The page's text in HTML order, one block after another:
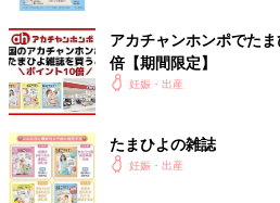
アカチャンホンポでた
倍【期間限定】
妊娠・出産
たまひよの雑誌
妊娠・出産